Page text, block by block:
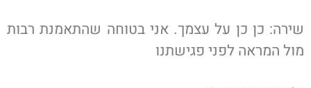
שירה: כן כן על עצמך. אני בטוחה שהתאמנת רבות
מול המראה לפני פגישתנו